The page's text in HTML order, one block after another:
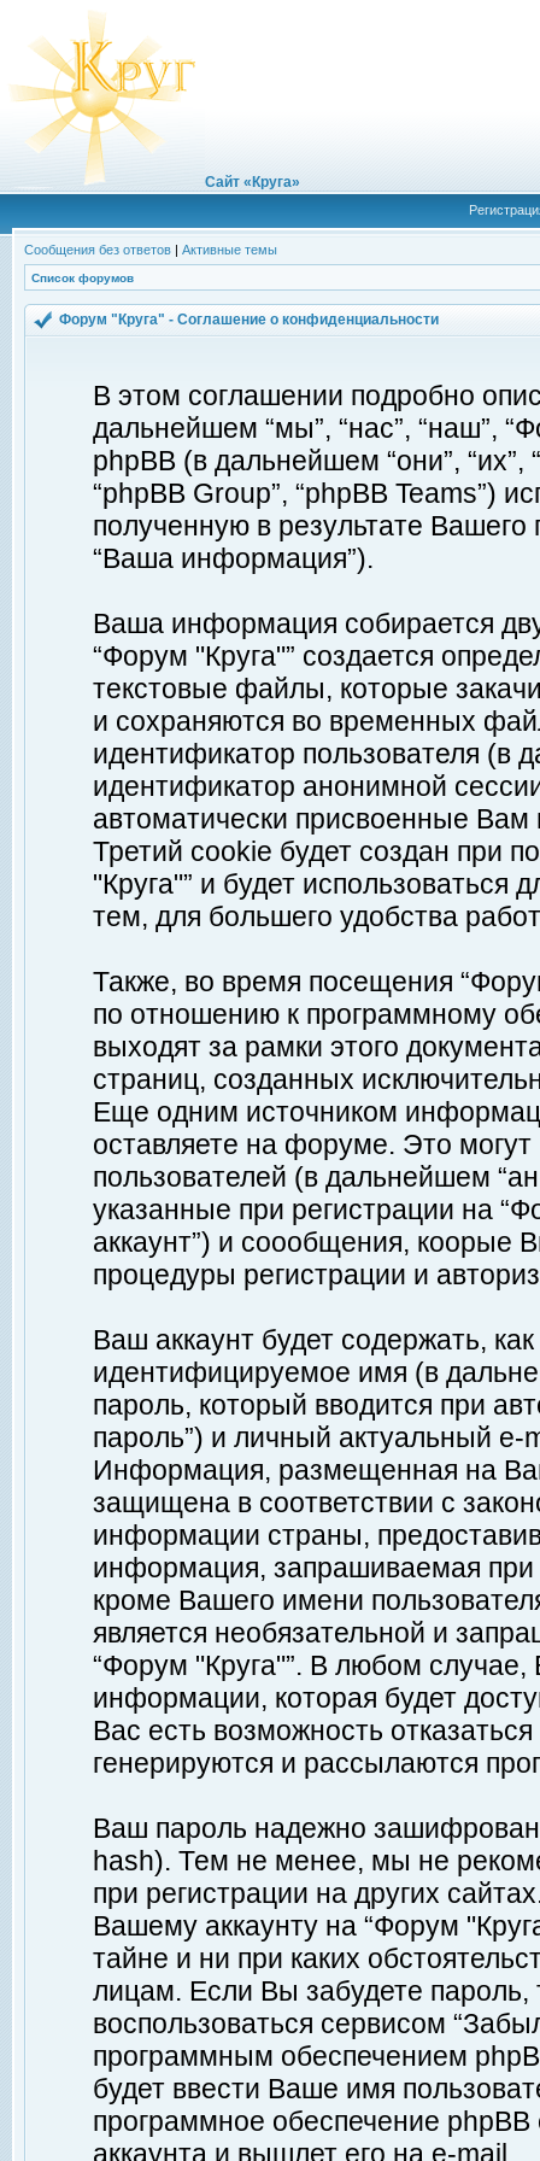
Сайт «Круга»
Сообщения без ответов | Активные темы
Список форумов
Форум "Круга" - Соглашение о конфиденциальности
В этом соглашении подробно
дальнейшем “мы”, “нас”, “наш”,
phpBB (в дальнейшем “они”, “их”,
“phpBB Group”, “phpBB Teams”)
полученную в результате
“Ваша информация”).
Ваша информация собирается
“Форум "Круга"” создается
текстовые файлы, которые
и сохраняются во временных
идентификатор пользователя (в
идентификатор анонимной
автоматически присвоенные
Третий cookie будет создан при
"Круга"” и будет
тем, для большего удобства
Также, во время посещения
по отношению к программному
выходят за рамки этого
страниц, созданных
Еще одним источником
оставляете на форуме. Это
пользователей (в дальнейшем
указанные при регистрации на
аккаунт”) и соообщения, коорые
процедуры регистрации и
Ваш аккаунт будет содержать,
идентифицируемое имя (в
пароль, который вводится при
пароль”) и личный актуальный
Информация, размещенная на
защищена в соответствии с
информации страны,
информация, запрашиваемая при
кроме Вашего имени
является необязательной и
“Форум "Круга"”. В любом
информации, которая будет
Вас есть возможность
генерируются и рассылаются
Ваш пароль надежно
hash). Тем не менее, мы не
при регистрации на других
Вашему аккаунту на “Форум
тайне и ни при каких
лицам. Если Вы забудете пароль,
воспользоваться сервисом
программным обеспечением
будет ввести Ваше имя
программное обеспечение
аккаунта и вышлет его на e-mail.